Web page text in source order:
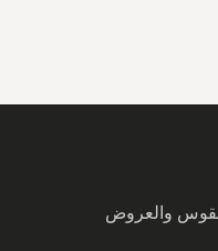
والعروض